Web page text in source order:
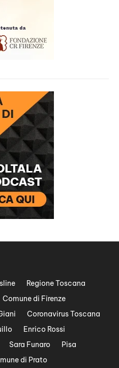
Regione Toscana
Comune di Firenze
Coronavirus Toscana
Enrico Rossi
Sara Funaro
Pisa
di Prato